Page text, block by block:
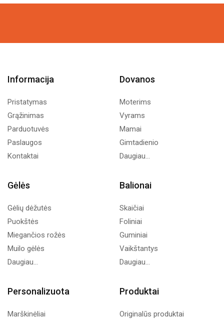
Informacija
Pristatymas
Grąžinimas
Parduotuvės
Paslaugos
Kontaktai
Dovanos
Moterims
Vyrams
Mamai
Gimtadienio
Daugiau...
Gėlės
Gėlių dėžutės
Puokštės
Miegančios rožės
Muilo gėlės
Daugiau...
Balionai
Skaičiai
Foliniai
Guminiai
Vaikštantys
Daugiau...
Personalizuota
Marškinėliai
Produktai
Originalūs produktai